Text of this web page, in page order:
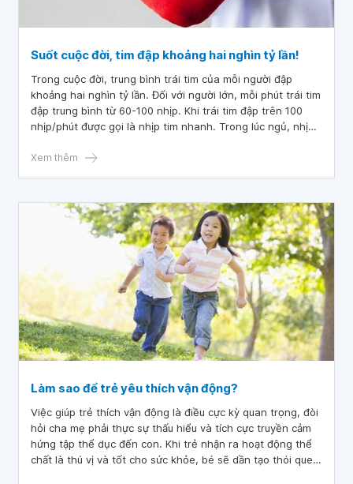
Suốt cuộc đời, tim đập khoảng hai nghìn tỷ lần!
Trong cuộc đời, trung bình trái tim của mỗi người đập
khoảng hai nghìn tỷ lần. Đối với người lớn, mỗi phút trái tim
đập trung bình từ 60-100 nhịp. Khi trái tim đập trên 100
nhịp/phút được gọi là nhịp tim nhanh. Trong lúc ngủ, nhịp
Xem thêm
Làm sao để trẻ yêu thích vận động?
Việc giúp trẻ thích vận động là điều cực kỳ quan trọng, đòi
hỏi cha mẹ phải thực sự thấu hiểu và tích cực truyền cảm
hứng tập thể dục đến con. Khi trẻ nhận ra hoạt động thể
chất là thú vị và tốt cho sức khỏe, bé sẽ dần tạo thói quen